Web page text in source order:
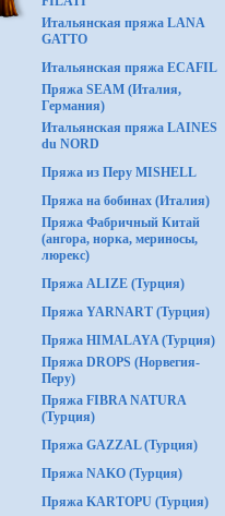
Итальянская пряжа LANA
GATTO
Итальянская пряжа ECAFIL
Пряжа SEAM (Италия,
Германия)
Итальянская пряжа LAINES
du NORD
Пряжа из Перу MISHELL
Пряжа на бобинах (Италия)
Пряжа Фабричный Китай
(ангора, норка, мериносы,
люрекс)
Пряжа ALIZE (Турция)
Пряжа YARNART (Турция)
Пряжа HIMALAYA (Турция)
Пряжа DROPS (Норвегия-
Перу)
Пряжа FIBRA NATURA
(Турция)
Пряжа GAZZAL (Турция)
Пряжа NAKO (Турция)
Пряжа KARTOPU (Турция)